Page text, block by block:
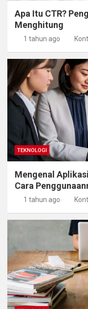
Apa Itu CTR?
Menghitung
1 tahun ago
TEKNOLOGI
Mengenal
Cara
1 tahun ago